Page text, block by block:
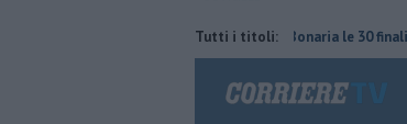
Tutti i titoli:
Al Castello Bonaria le 30 finaliste di